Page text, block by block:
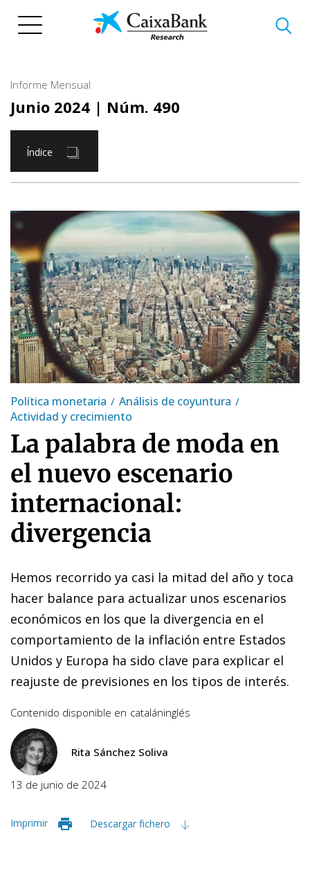
Informe Mensual
Junio 2024 | Núm. 490
Índice
Política monetaria
Análisis de coyuntura
Actividad y crecimiento
La palabra de moda en
el nuevo escenario
internacional:
divergencia
Hemos recorrido ya casi la mitad del año y toca
hacer balance para actualizar unos escenarios
económicos en los que la divergencia en el
comportamiento de la inflación entre Estados
Unidos y Europa ha sido clave para explicar el
reajuste de previsiones en los tipos de interés.
Contenido disponible en cataláninglés
Rita Sánchez Soliva
13 de junio de 2024
Imprimir Descargar fichero